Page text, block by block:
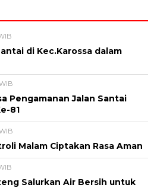
di Kec.Karossa dalam
Pengamanan Jalan Santai
81
Malam Ciptakan Rasa Aman
Salurkan Air Bersih untuk